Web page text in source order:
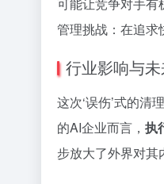
管理挑战：在追求
行业影响与
这次‘误伤’式的
的AI企业而言， 执
步放大了外界对其